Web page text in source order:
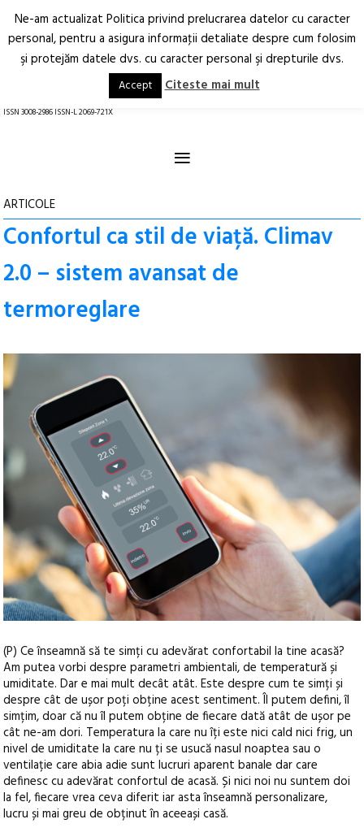
Arhitectură.
Oraș.
RO EN
ISSN 3008-2986 ISSN-L 2069-721X
≡
ARTICOLE
Confortul ca stil de viață. Climav
2.0 – sistem avansat de
termoreglare
(P) Ce înseamnă să te simți cu adevărat confortabil la tine acasă?
Am putea vorbi despre parametri ambientali, de temperatură și
umiditate. Dar e mai mult decât atât. Este despre cum te simți și
despre cât de ușor poți obține acest sentiment. Îl putem defini, îl
simțim, doar că nu îl putem obține de fiecare dată atât de ușor pe
cât ne-am dori. Temperatura la care nu îți este nici cald nici frig, un
nivel de umiditate la care nu ți se usucă nasul noaptea sau o
ventilație care abia adie sunt lucruri aparent banale dar care
definesc cu adevărat confortul de acasă. Și nici noi nu suntem doi
la fel, fiecare vrea ceva diferit iar asta înseamnă personalizare,
lucru și mai greu de obținut în aceeași casă.
Ne-am actualizat Politica privind prelucrarea datelor cu caracter
personal, pentru a asigura informaţii detaliate despre cum folosim
şi protejăm datele dvs. cu caracter personal şi drepturile dvs.
Accept Citeste mai mult